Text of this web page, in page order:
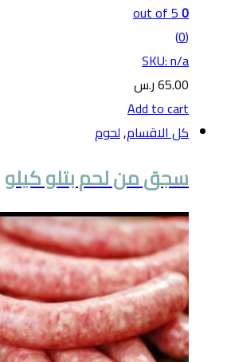
0
out of 5
(0)
SKU: n/a
65.00ر.س
Add to cart
كل الاقسام,لحوم
سجق من لحم بتلو كيلو